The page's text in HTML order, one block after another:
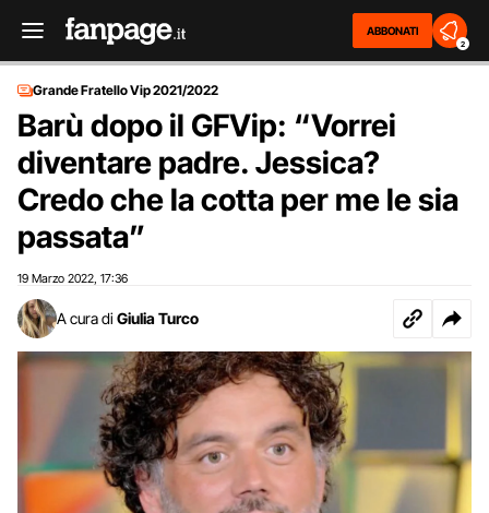
ABBONATI
2
Grande Fratello Vip 2021/2022
Barù dopo il GFVip: “Vorrei
diventare padre. Jessica?
Credo che la cotta per me le sia
passata”
19 Marzo 2022 17:36
A cura di Giulia Turco